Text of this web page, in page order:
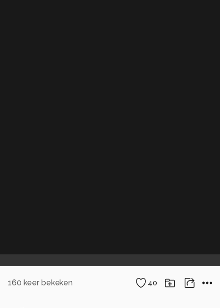
160 keer bekeken 40